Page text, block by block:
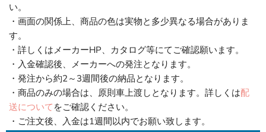
い。
・画面の関係上、商品の色は実物と多少異なる場合がありま
す。
・詳しくはメーカーHP、カタログ等にてご確認願います。
・入金確認後、メーカーへの発注となります。
・発注から約2～3週間後の納品となります。
・商品のみの場合は、原則車上渡しとなります。詳しくは配
送について をご確認ください。
・ご注文後、入金は1週間以内でお願い致します。